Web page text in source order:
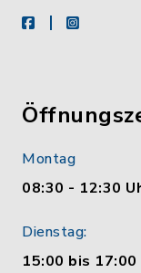
facebookinstagram
Montag
08:30 - 12:30
Dienstag:
15:00 bis 17:00